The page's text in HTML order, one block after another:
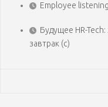
Employee
Будущее HR-
завтрак (с)